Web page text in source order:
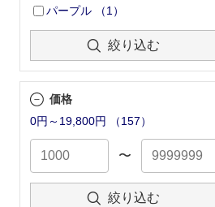
パープル
（1 ）
絞り込む
価格
0円～19,800円
（157）
〜
絞り込む